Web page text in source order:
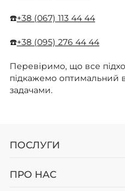
☎️+38 (067) 113 44 44
☎️+38 (095) 276 44 44
Перевіримо, що все
підкажемо оптимальний
задачами.
ПОСЛУГИ
ПРО НАС